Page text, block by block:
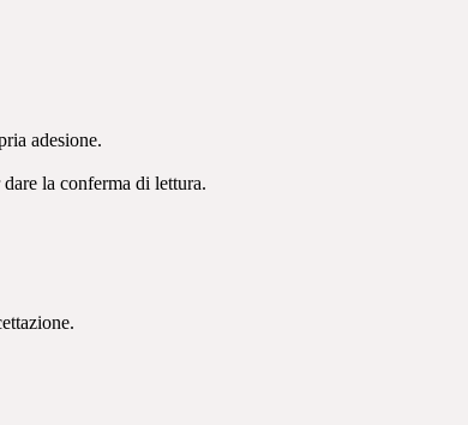
adesione.
la conferma di lettura.